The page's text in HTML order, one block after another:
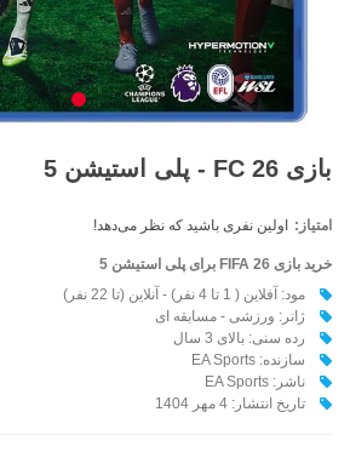
بازی FC 26 - پلی استیشن 5
امتیاز: اولین نفری باشید که نظر می‌دهد!
خرید بازی FIFA 26
برای پلی استیشن 5
مود: آفلاین ( 1 تا 4 نفر) - آنلاین (تا 22 نفر)
ژانر: ورزشی - مسابقه ای
رده سنی: بالای 3 سال
سازنده: EA Sports
ناشر: EA Sports
تاریخ انتشار: 4 مهر 1404